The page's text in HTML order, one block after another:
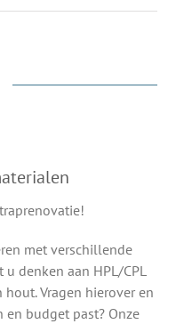
met verschillende
denken aan HPL/CPL
hout. Vragen hierover en
budget past? Onze